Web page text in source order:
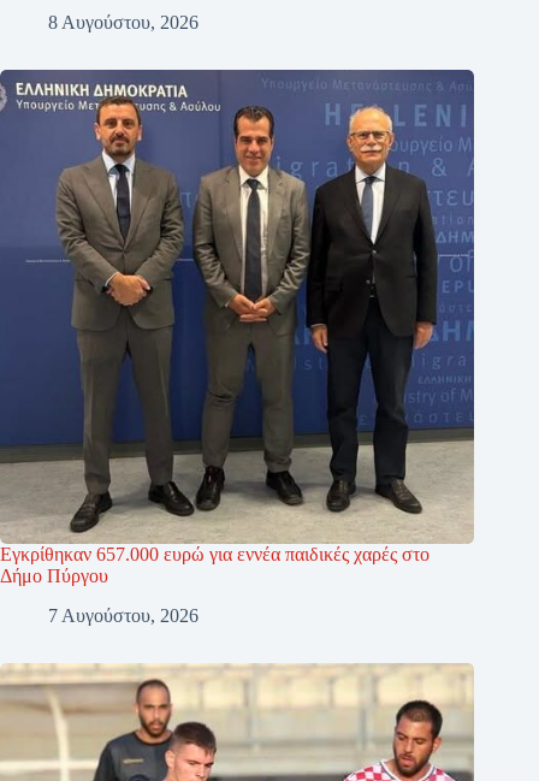
8 Αυγούστου, 2026
Εγκρίθηκαν 657.000 ευρώ για εννέα παιδικές χαρές στο
Δήμο Πύργου
7 Αυγούστου, 2026